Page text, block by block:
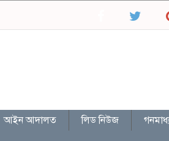
আইন আদালত লিড নিউজ